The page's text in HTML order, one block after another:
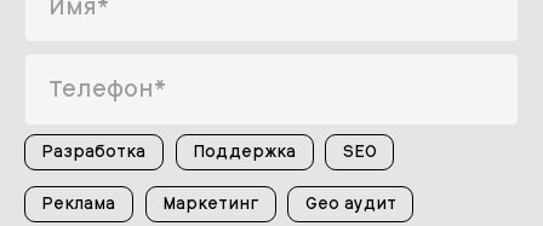
Разработка Поддержка SEO
Реклама Маркетинг Geo аудит